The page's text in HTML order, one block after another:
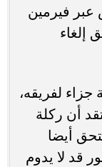
فيرمين
إلغاء
لفريقه،
أن ركلة
أيضا
قد لا يدوم